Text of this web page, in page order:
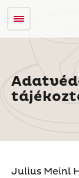
Julius Meinl